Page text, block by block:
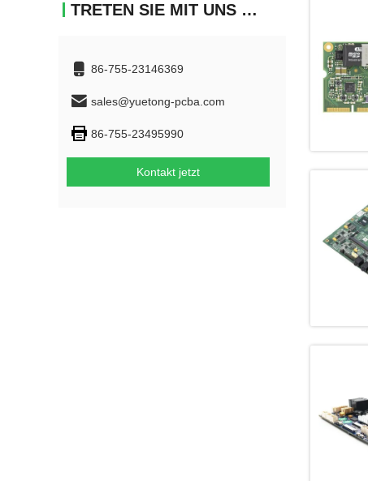
TRETEN SIE MIT UNS IN VERBINDUNG
86-755-23146369
sales@yuetong-pcba.com
86-755-23495990
Kontakt jetzt